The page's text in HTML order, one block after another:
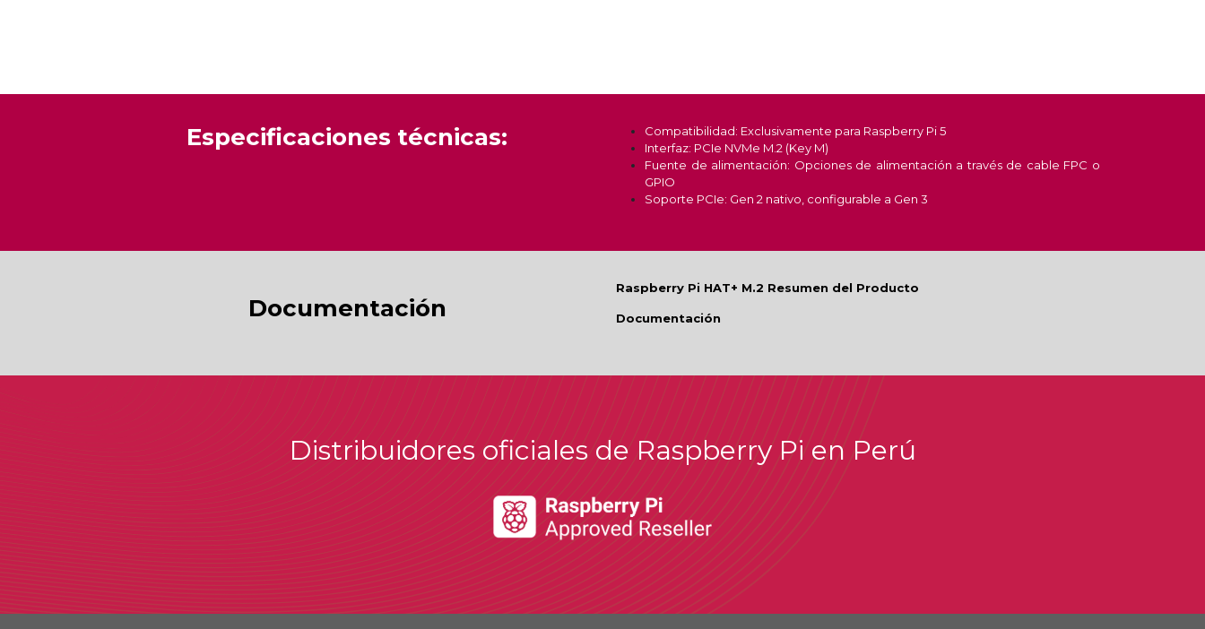
Especificaciones técnicas:
Compatibilidad: Exclusivamente para Raspberry Pi 5
Interfaz: PCIe NVMe M.2 (Key M)
Fuente de alimentación: Opciones de alimentación a través de cable FPC o
GPIO
Soporte PCIe: Gen 2 nativo, configurable a Gen 3
Documentación
Raspberry Pi HAT+ M.2 Resumen del Producto
Documentación
Distribuidores oficiales de Raspberry Pi en Perú